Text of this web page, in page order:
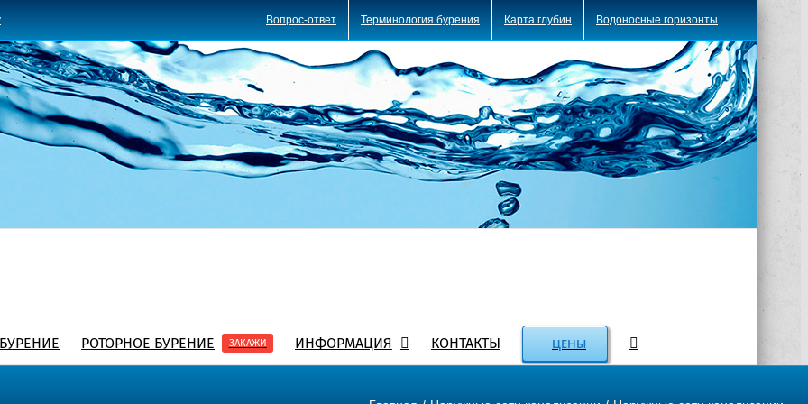
Вопрос-ответ Терминология бурения Карта глубин Водоносные горизонты
РОТОРНОЕ БУРЕНИЕ ЗАКАЖИ ИНФОРМАЦИЯ КОНТАКТЫ ЦЕНЫ